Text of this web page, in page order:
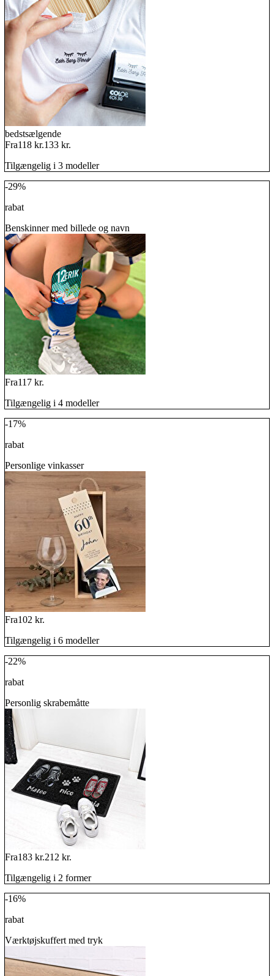
bedstsælgende
Fra118 kr.133 kr.
Tilgængelig i 3 modeller
-29%
rabat
Benskinner med billede og navn
Fra117 kr.
Tilgængelig i 4 modeller
-17%
rabat
Personlige vinkasser
Fra102 kr.
Tilgængelig i 6 modeller
-22%
rabat
Personlig skrabemåtte
Fra183 kr.212 kr.
Tilgængelig i 2 former
-16%
rabat
Værktøjskuffert med tryk